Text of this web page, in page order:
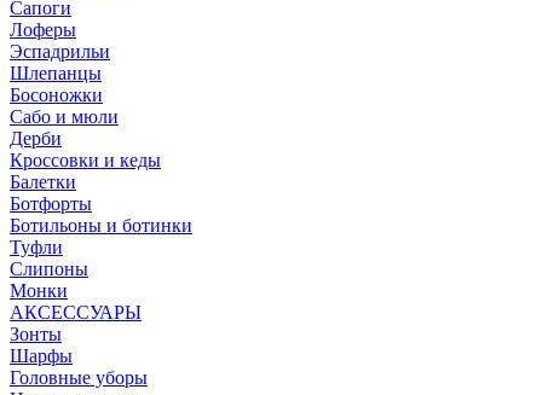
Сапоги
Лоферы
Эспадрильи
Шлепанцы
Босоножки
Сабо и мюли
Дерби
Кроссовки и кеды
Балетки
Ботфорты
Ботильоны и ботинки
Туфли
Слипоны
Монки
АКСЕССУАРЫ
Зонты
Шарфы
Головные уборы